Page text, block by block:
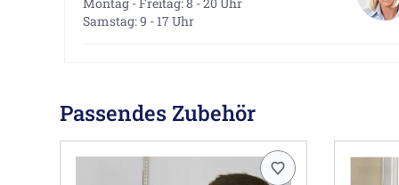
Samstag: 9 - 17 Uhr
Passendes Zubehör